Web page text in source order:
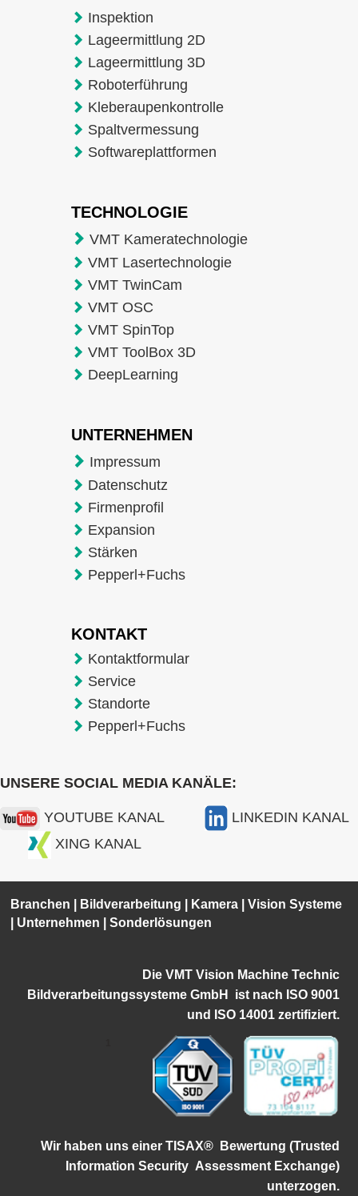
Inspektion
Lageermittlung 2D
Lageermittlung 3D
Roboterführung
Kleberaupenkontrolle
Spaltvermessung
Softwareplattformen
TECHNOLOGIE
VMT Kameratechnologie
VMT Lasertechnologie
VMT TwinCam
VMT OSC
VMT SpinTop
VMT ToolBox 3D
DeepLearning
UNTERNEHMEN
Impressum
Datenschutz
Firmenprofil
Expansion
Stärken
Pepperl+Fuchs
KONTAKT
Kontaktformular
Service
Standorte
Pepperl+Fuchs
UNSERE SOCIAL MEDIA KANÄLE:
YOUTUBE KANAL
LINKEDIN KANAL
XING KANAL
Branchen Bildverarbeitung Kamera |Vision Systeme
Unternehmen |Sonderlösungen
Die VMT Vision Machine Technic
Bildverarbeitungssysteme GmbH istnach ISO 9001
und ISO 14001 zertifiziert.
Wir haben uns einer TISAX®
Bewertung (Trusted
Information Security Assessment Exchange)
unterzogen.